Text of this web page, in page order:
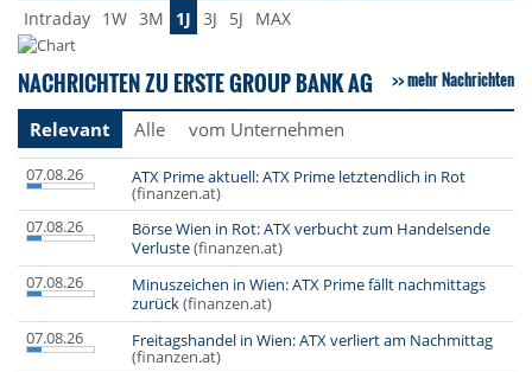
Intraday 1W 3M 1J 3J 5J MAX
NACHRICHTEN ZU ERSTE GROUP BANK AG mehr Nachrichten
Relevant Alle vom Unternehmen
07.08.26 ATX Prime aktuell: ATX Prime letztendlich in Rot
(finanzen.at)
07.08.26
Börse Wien in Rot: ATX verbucht zum Handelsende
Verluste(finanzen.at)
07.08.26
Minuszeichen in Wien: ATX Prime fällt nachmittags
zurück(finanzen.at)
07.08.26
Freitagshandel in Wien: ATX verliert am Nachmittag
(finanzen.at)